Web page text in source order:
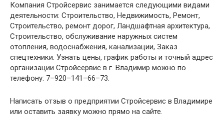
Компания Стройсервис занимается следующими видами
деятельности: Строительство, Недвижимость, Ремонт,
Строительство, ремонт дорог, Ландшафтная архитектура,
Строительство, обслуживание наружных систем
отопления, водоснабжения, канализации, Заказ
спецтехники. Узнать цены, график работы и точный адрес
организации Стройсервис в г. Владимир можно по
телефону: 7–920–141–66–73.
Написать отзыв о предприятии Стройсервис в Владимире
или оставить заявку можно прямо на сайте.